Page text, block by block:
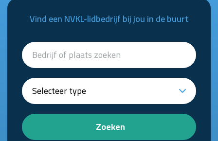
Vind een NVKL-lidbedrijf bij jou in de buurt
Zoeken